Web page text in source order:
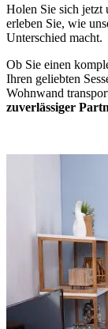
Holen Sie sich jetzt
erleben Sie, wie
Unterschied macht.
Ob Sie einen
Ihren geliebten
Wohnwand
zuverlässiger